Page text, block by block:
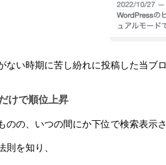
ない時期に苦し紛れに投稿した当ブロ
けで順位上昇
のの、いつの間にか下位で検索表示
則を知り、